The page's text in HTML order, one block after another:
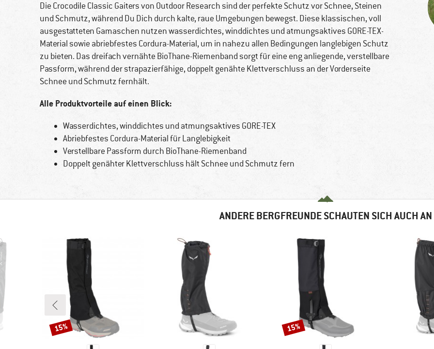
Die Crocodile Classic Gaiters von Outdoor Research sind der perfekte Schutz vor Schnee, Steinen
und Schmutz, während Du Dich durch kalte, raue Umgebungen bewegst. Diese klassischen, voll
ausgestatteten Gamaschen nutzen wasserdichtes, winddichtes und atmungsaktives GORE-TEX-
Material sowie abriebfestes Cordura-Material, um in nahezu allen Bedingungen langlebigen Schutz
zu bieten. Das dreifach vernähte BioThane-Riemenband sorgt für eine eng anliegende, verstellbare
Passform, während der strapazierfähige, doppelt genähte Klettverschluss an der Vorderseite
Schnee und Schmutz fernhält.
Alle Produktvorteile auf einen Blick:
Wasserdichtes, winddichtes und atmungsaktives GORE-TEX
Abriebfestes Cordura-Material für Langlebigkeit
Verstellbare Passform durch BioThane-Riemenband
Doppelt genähter Klettverschluss hält Schnee und Schmutz fern
ANDERE BERGFREUNDE SCHAUTEN SICH AUCH AN
Rabatt
15% Rabatt
15%